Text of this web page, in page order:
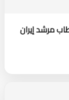
مرشد إيران